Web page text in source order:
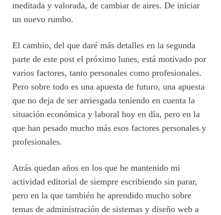
meditada y valorada, de cambiar de aires. De iniciar
un nuevo rumbo.
El cambio, del que daré más detalles en la segunda
parte de este post el próximo lunes, está motivado por
varios factores, tanto personales como profesionales.
Pero sobre todo es una apuesta de futuro, una apuesta
que no deja de ser arriesgada teniendo en cuenta la
situación económica y laboral hoy en día, pero en la
que han pesado mucho más esos factores personales y
profesionales.
Atrás quedan años en los que he mantenido mi
actividad editorial de siempre escribiendo sin parar,
pero en la que también he aprendido mucho sobre
temas de administración de sistemas y diseño web a